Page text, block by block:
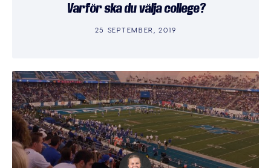
Varför ska du välja college?
25 SEPTEMBER, 2019